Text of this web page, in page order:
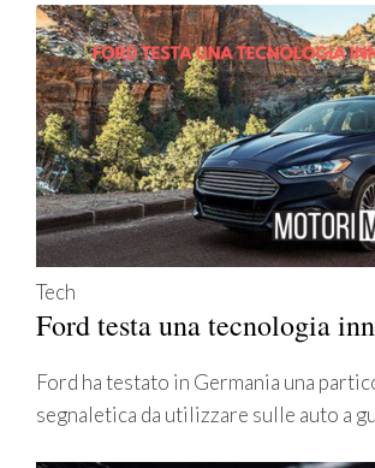
Tech
Ford testa una tecnologia
Ford ha testato in Germania una
segnaletica da utilizzare sulle auto a